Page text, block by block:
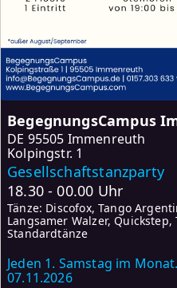
BegegnungsCampus
DE 95505 Immenreuth
Kolpingstr. 1
Gesellschaftstanzparty
18.30 - 00.00 Uhr
Tänze: Discofox, Tango
Langsamer Walzer, Quickstep,
Standardtänze
Jeden 1. Samstag im
07.11.2026